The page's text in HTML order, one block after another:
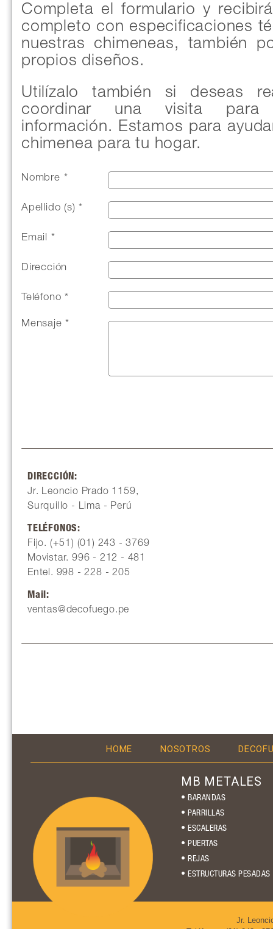
Completa el formulario y
completo con especificaciones
nuestras chimeneas, también
propios diseños.
Utilízalo también si deseas
coordinar una visita para
información. Estamos para
chimenea para tu hogar.
Nombre *
Apellido (s) *
Email *
Dirección
Teléfono *
Mensaje *
DIRECCIÓN:
Jr. Leoncio Prado 1159,
Surquillo - Lima - Perú
TELÉFONOS:
Fijo. (+51) (01) 243 - 3769
Movistar. 996 - 212 - 481
Entel. 998 - 228 - 205
Mail:
ventas@decofuego.pe
HOME NOSOTROS
MB METALES
• BARANDAS
• PARRILLAS
• ESCALERAS
• PUERTAS
• REJAS
• ESTRUCTURAS PESADAS
Jr.